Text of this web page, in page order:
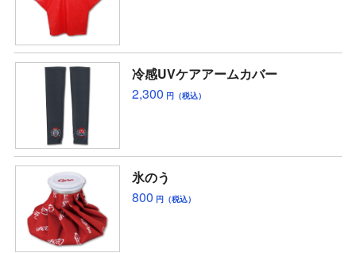
冷感UVケアアームカバー
2,300 円（税込）
氷のう
800 円（税込）